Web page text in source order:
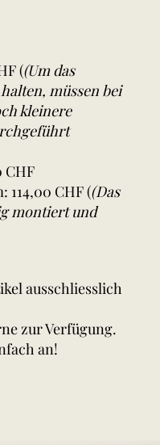
((Um das
müssen bei
kleinere
CHF
114,00 CHF ((Das
montiert und
ausschliesslich
zur Verfügung.
an!